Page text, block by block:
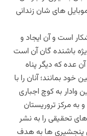
های شان زندانی
است و آن ایجاد و
باشنده گان آن است
عده که دیگر پناه
خود بمانند؛ آنان را با
به کوچ اجباری
به مرکز تروریستان
تحقیقی را به نشر
پنجشیری ها به هدف